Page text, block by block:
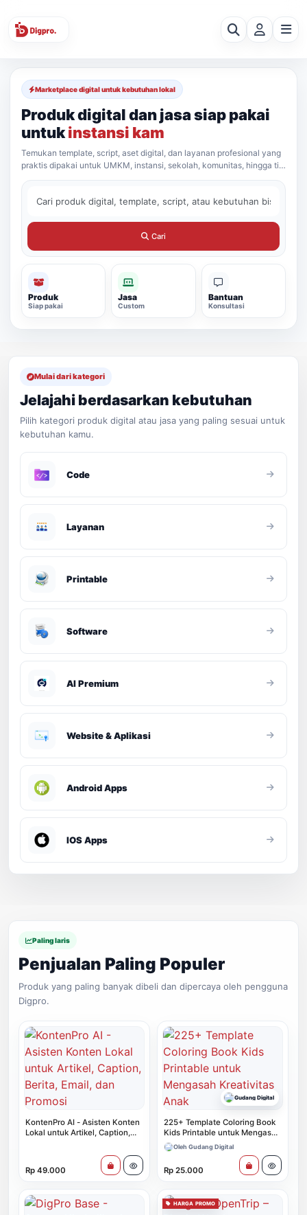
Marketplace digital untuk kebutuhan lokal
Produk digital dan jasa siap pakai
untukinstansi kam
Temukan template, script, aset digital, dan layanan profesional yang
praktis dipakai untuk UMKM, instansi, sekolah, komunitas, hingga tim
bisnis lokal.
Cari
Produk
Siap pakai
Jasa
Custom
Bantuan
Konsultasi
Mulai dari kategori
Jelajahi berdasarkan kebutuhan
Pilih kategori produk digital atau jasa yang paling sesuai untuk
kebutuhan kamu.
Code
Layanan
Printable
Software
AI Premium
Website & Aplikasi
Android Apps
IOS Apps
Paling laris
Penjualan Paling Populer
Produk yang paling banyak dibeli dan dipercaya oleh pengguna
Digpro.
KontenPro AI - Asisten Konten
Lokal untuk Artikel, Caption,
Rp 49.000
Gudang Digital
225+ Template Coloring Book
Kids Printable untuk Mengasah
Kreativitas Anak
Oleh Gudang Digital
Rp 25.000
HARGA PROMO